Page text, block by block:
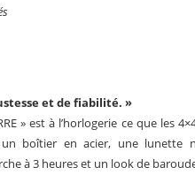
et de fiabilité. »
» est à l’horlogerie ce que les
boîtier en acier, une lunette
à 3 heures et un look de